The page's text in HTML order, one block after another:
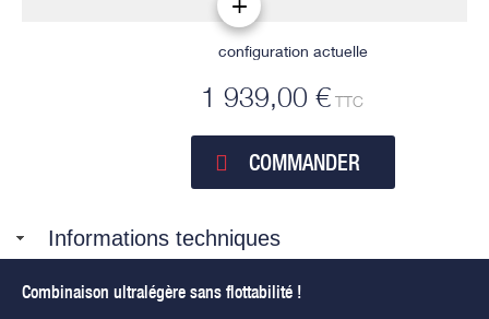
configuration actuelle
1 939,00 €TTC
COMMANDER
Informations techniques
Combinaison ultralégère sans flottabilité !